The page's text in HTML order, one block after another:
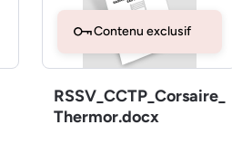
Contenu exclusif
RSSV_CCTP_Corsaire_
Thermor.docx